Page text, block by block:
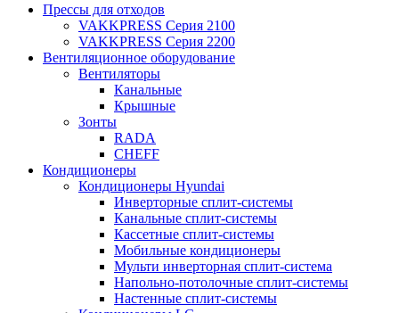
Прессы для отходов
VAKKPRESS Серия 2100
VAKKPRESS Серия 2200
Вентиляционное оборудование
Вентиляторы
Канальные
Крышные
Зонты
RADA
CHEFF
Кондиционеры
Кондиционеры Hyundai
Инверторные сплит-системы
Канальные сплит-системы
Кассетные сплит-системы
Мобильные кондиционеры
Мульти инверторная сплит-система
Напольно-потолочные сплит-системы
Настенные сплит-системы